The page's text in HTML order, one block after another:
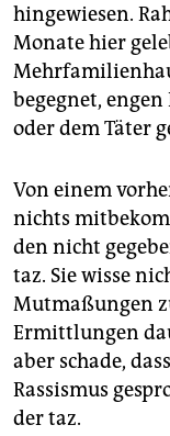
hingewiesen.
Monate hier
begegnet,
oder dem Täter
Von einem
nichts
den nicht
taz. Sie wisse
Mutmaßungen
Ermittlungen
aber schade,
Rassismus
der taz.